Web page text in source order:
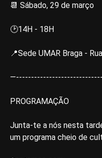
📆 Sábado, 29 de março
🕑14H - 18H
📍Sede UMAR Braga -
PROGRAMAÇÃO
Junta-te a nós nesta
um programa cheio de